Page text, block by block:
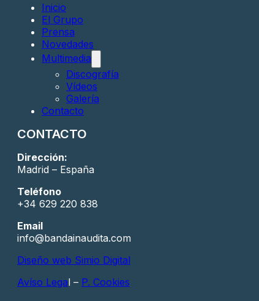
Inicio
El Grupo
Prensa
Novedades
Multimedia
Discografía
Vídeos
Galería
Contacto
CONTACTO
Dirección:
Madrid – España
Teléfono
+34 629 220 838
Email
info@bandainaudita.com
Diseño web Simio Digital
Avíso Legal – P. Cookies